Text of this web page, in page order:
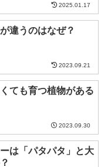
2025.01.17
違うのはなぜ？
2023.09.21
ても育つ植物がある
2023.09.30
は「パタパタ」と大